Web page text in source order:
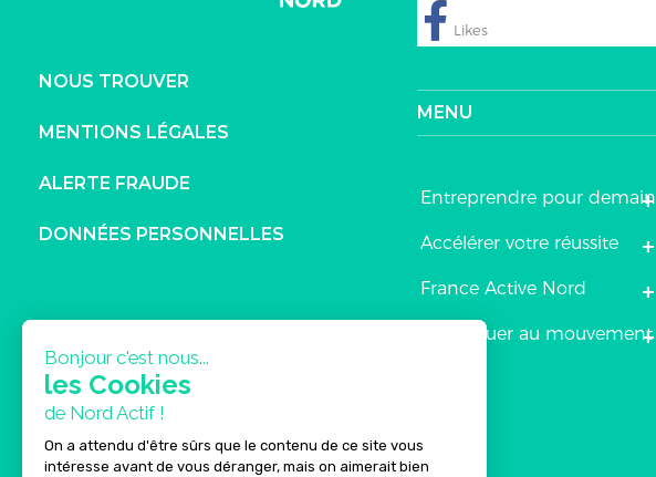
NOUS TROUVER
MENTIONS LÉGALES
ALERTE FRAUDE
DONNÉES PERSONNELLES
MENU
+
Entreprendre pour demain
+
Accélérer votre réussite
+
France Active Nord
+
Contribuer au mouvement
Bonjour c'est nous...
les Cookies
de Nord Actif !
On a attendu d'être sûrs que le contenu de ce site vous
intéresse avant de vous déranger, mais on aimerait bien